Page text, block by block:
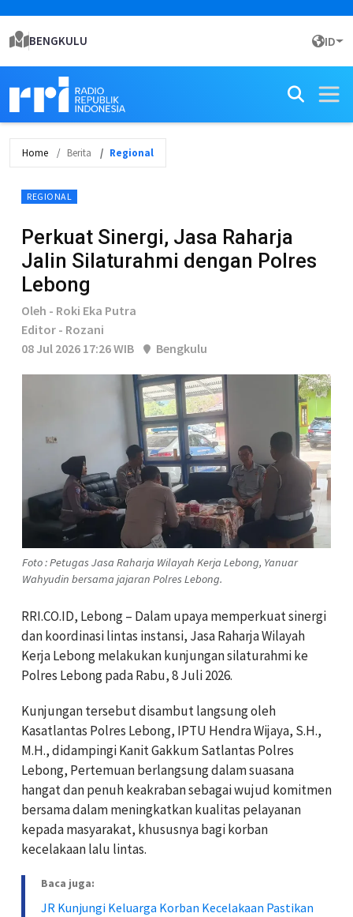
BENGKULU ID
Home Berita Regional
REGIONAL
Perkuat Sinergi, Jasa Raharja
Jalin Silaturahmi dengan Polres
Lebong
Oleh - Roki Eka Putra
Editor - Rozani
08 Jul 2026 17:26 WIB
Bengkulu
Foto : Petugas Jasa Raharja Wilayah Kerja Lebong, Yanuar
Wahyudin bersama jajaran Polres Lebong.
RRI.CO.ID, Lebong – Dalam upaya memperkuat sinergi
dan koordinasi lintas instansi, Jasa Raharja Wilayah
Kerja Lebong melakukan kunjungan silaturahmi ke
Polres Lebong pada Rabu, 8 Juli 2026.
Kunjungan tersebut disambut langsung oleh
Kasatlantas Polres Lebong, IPTU Hendra Wijaya, S.H.,
M.H., didampingi Kanit Gakkum Satlantas Polres
Lebong, Pertemuan berlangsung dalam suasana
hangat dan penuh keakraban sebagai wujud komitmen
bersama dalam meningkatkan kualitas pelayanan
kepada masyarakat, khususnya bagi korban
kecelakaan lalu lintas.
Baca juga:
JR Kunjungi Keluarga Korban Kecelakaan Pastikan